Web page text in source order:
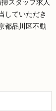
スタッフ求人
していただき
都品川区不動